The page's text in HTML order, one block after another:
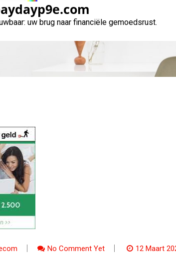
uw brug naar financiële gemoedsrust.
No Comment Yet 12 Maart